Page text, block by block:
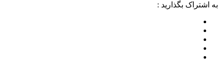
به اشتراک بگذارید :